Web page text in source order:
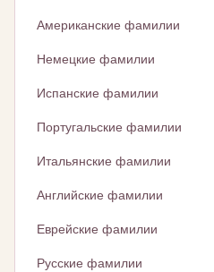
Американские фамилии
Немецкие фамилии
Испанские фамилии
Португальские фамилии
Итальянские фамилии
Английские фамилии
Еврейские фамилии
Русские фамилии